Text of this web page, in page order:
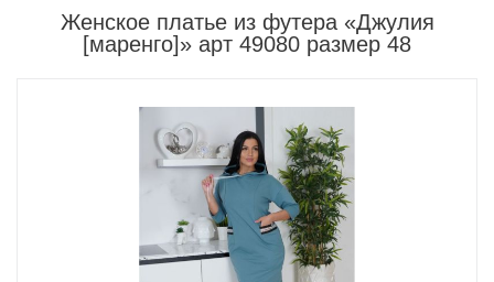
Женское платье из футера «Джулия
[маренго]» арт 49080 размер 48